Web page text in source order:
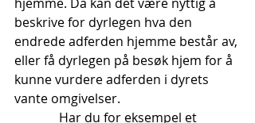
beskrive for dyrlegen hva den
endrede adferden hjemme består av,
eller få dyrlegen på besøk hjem for å
kunne vurdere adferden i dyrets
vante omgivelser.
Har du for eksempel et